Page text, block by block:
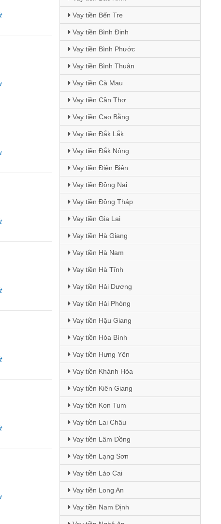
Vay tiền Bến Tre
Vay tiền Bình Định
Vay tiền Bình Phước
Vay tiền Bình Thuận
Vay tiền Cà Mau
Vay tiền Cần Thơ
Vay tiền Cao Bằng
Vay tiền Đắk Lắk
Vay tiền Đắk Nông
Vay tiền Điện Biên
Vay tiền Đồng Nai
Vay tiền Đồng Tháp
Vay tiền Gia Lai
Vay tiền Hà Giang
Vay tiền Hà Nam
Vay tiền Hà Tĩnh
Vay tiền Hải Dương
Vay tiền Hải Phòng
Vay tiền Hậu Giang
Vay tiền Hòa Bình
Vay tiền Hưng Yên
Vay tiền Khánh Hòa
Vay tiền Kiên Giang
Vay tiền Kon Tum
Vay tiền Lai Châu
Vay tiền Lâm Đồng
Vay tiền Lạng Sơn
Vay tiền Lào Cai
Vay tiền Long An
Vay tiền Nam Định